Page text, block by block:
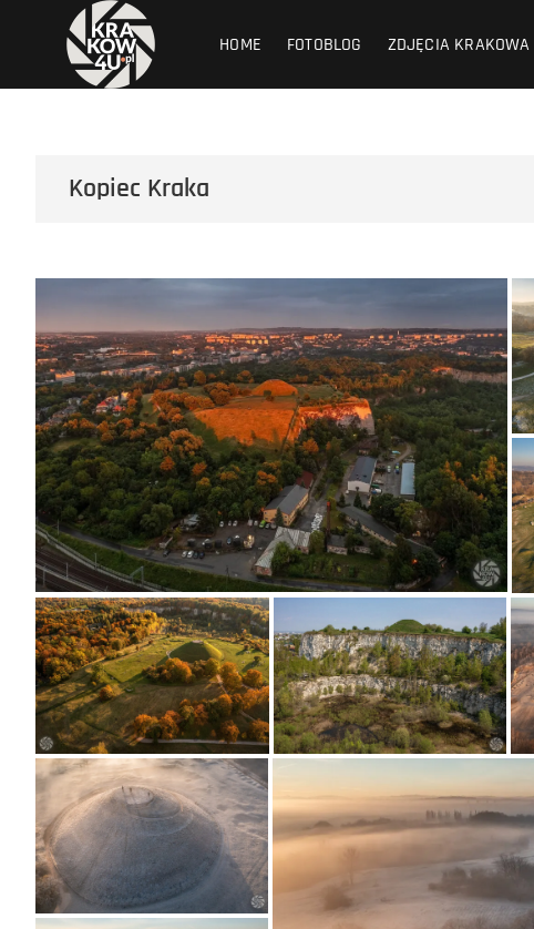
krakow4u.pl
HOME FOTOBLOG ZDJĘCIA KRAKOWA
Kopiec Kraka